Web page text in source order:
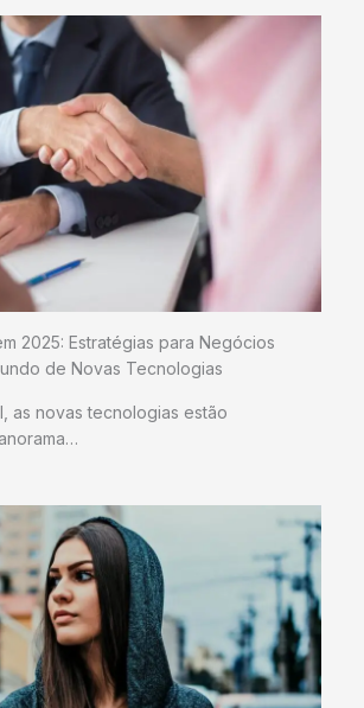
2025: Estratégias para Negócios
de Novas Tecnologias
as novas tecnologias estão